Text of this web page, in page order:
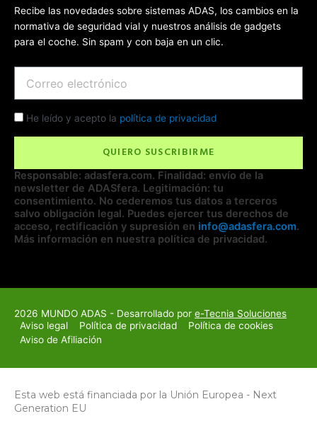
Recibe las novedades sobre sistemas ADAS, los cambios en la
normativa de seguridad vial y nuestros análisis de gadgets
para el coche. Sin spam y con baja en un clic.
CheckHe leído y acepto la política de privacidad
QUIERO SUSCRIBIRME
Responsable: adasfera.com. Finalidad: envío de la
newsletter de ADASfera. Legitimación: tu
consentimiento. No cederemos tus datos a terceros
salvo obligación legal. Puedes ejercer tus derechos de
acceso, rectificación y supresión en info@adasfera.com.
Más información en nuestra política de privacidad.
2026 MUNDO ADAS - Desarrollado por e-Tecnia Soluciones
Aviso legal
Política de privacidad
Política de cookies
Aviso de Afiliación
Esta web está financiada por la Unión Europea - Next
Generation EU